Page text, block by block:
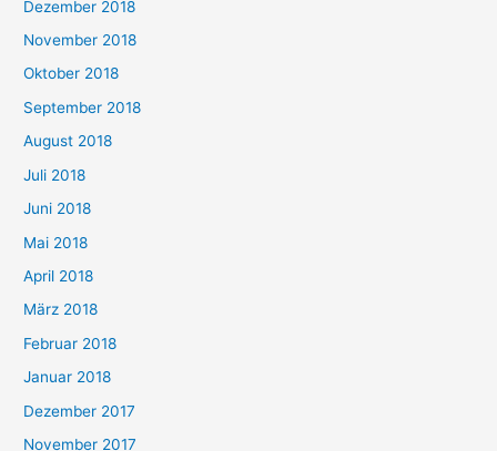
Dezember 2018
November 2018
Oktober 2018
September 2018
August 2018
Juli 2018
Juni 2018
Mai 2018
April 2018
März 2018
Februar 2018
Januar 2018
Dezember 2017
November 2017